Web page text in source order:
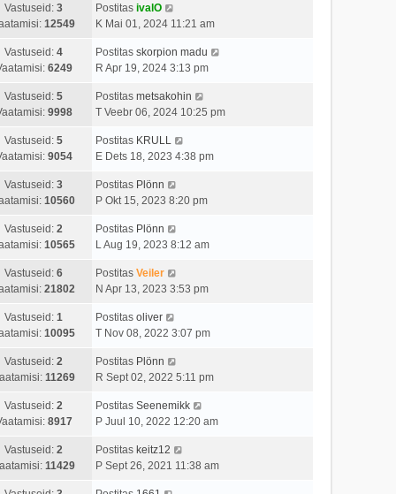
Vastuseid: 3
12549
Postitas ivalO
K Mai 01, 2024 11:21 am
Vastuseid: 4
6249
Postitas skorpion madu
R Apr 19, 2024 3:13 pm
Vastuseid: 5
9998
Postitas metsakohin
T Veebr 06, 2024 10:25 pm
Vastuseid: 5
9054
Postitas KRULL
E Dets 18, 2023 4:38 pm
Vastuseid: 3
10560
Postitas Plönn
P Okt 15, 2023 8:20 pm
Vastuseid: 2
10565
Postitas Plönn
L Aug 19, 2023 8:12 am
Vastuseid: 6
21802
Postitas Veiler
N Apr 13, 2023 3:53 pm
Vastuseid: 1
10095
Postitas oliver
T Nov 08, 2022 3:07 pm
Vastuseid: 2
11269
Postitas Plönn
R Sept 02, 2022 5:11 pm
Vastuseid: 2
8917
Postitas Seenemikk
P Juul 10, 2022 12:20 am
Vastuseid: 2
11429
Postitas keitz12
P Sept 26, 2021 11:38 am